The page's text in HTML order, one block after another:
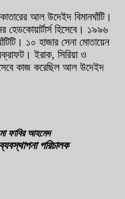
আল উদেইদ বিমানঘাঁটি।
হেডকোয়ার্টার্স হিসেবে। ১৯৯৬
১০ হাজার সেনা মোতায়েন
ইরাক, সিরিয়া ও
কাজ করেছিল আল উদেইদ
ফাবির আহমেদ
পরিচালক